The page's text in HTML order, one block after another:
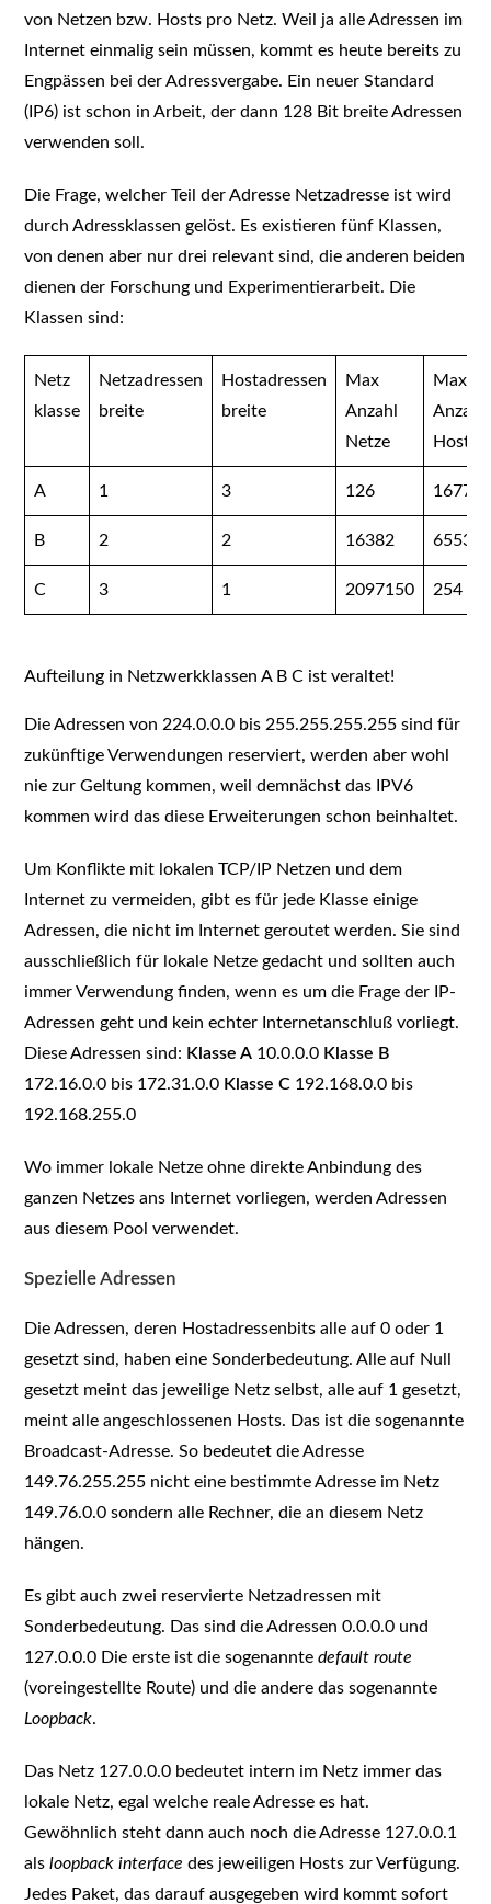
von Netzen bzw. Hosts pro Netz. Weil ja alle Adressen im
Internet einmalig sein müssen, kommt es heute bereits zu
Engpässen bei der Adressvergabe. Ein neuer Standard
(IP6) ist schon in Arbeit, der dann 128 Bit breite Adressen
verwenden soll.
Die Frage, welcher Teil der Adresse Netzadresse ist wird
durch Adressklassen gelöst. Es existieren fünf Klassen,
von denen aber nur drei relevant sind, die anderen beiden
dienen der Forschung und Experimentierarbeit. Die
Klassen sind:
Netz
klasse
Netzadressen
breite
Hostadressen
breite
Max
Anzahl
Netze
Max
Anzahl
Hosts/
A 1 3 126
B 2 2 16382 65534
C 3 1 2097150 254
Aufteilung in Netzwerkklassen A B C ist veraltet!
Die Adressen von 224.0.0.0 bis 255.255.255.255 sind für
zukünftige Verwendungen reserviert, werden aber wohl
nie zur Geltung kommen, weil demnächst das IPV6
kommen wird das diese Erweiterungen schon beinhaltet.
Um Konflikte mit lokalen TCP/IP Netzen und dem
Internet zu vermeiden, gibt es für jede Klasse einige
Adressen, die nicht im Internet geroutet werden. Sie sind
ausschließlich für lokale Netze gedacht und sollten auch
immer Verwendung finden, wenn es um die Frage der IP-
Adressen geht und kein echter Internetanschluß vorliegt.
Diese Adressen sind: Klasse A 10.0.0.0 Klasse B
172.16.0.0 bis 172.31.0.0 Klasse C 192.168.0.0 bis
192.168.255.0
Wo immer lokale Netze ohne direkte Anbindung des
ganzen Netzes ans Internet vorliegen, werden Adressen
aus diesem Pool verwendet.
Spezielle Adressen
Die Adressen, deren Hostadressenbits alle auf 0 oder 1
gesetzt sind, haben eine Sonderbedeutung. Alle auf Null
gesetzt meint das jeweilige Netz selbst, alle auf 1 gesetzt,
meint alle angeschlossenen Hosts. Das ist die sogenannte
Broadcast-Adresse. So bedeutet die Adresse
149.76.255.255 nicht eine bestimmte Adresse im Netz
149.76.0.0 sondern alle Rechner, die an diesem Netz
hängen.
Es gibt auch zwei reservierte Netzadressen mit
Sonderbedeutung. Das sind die Adressen 0.0.0.0 und
127.0.0.0 Die erste ist die sogenanntedefault route
(voreingestellte Route) und die andere das sogenannte
Loopback.
Das Netz 127.0.0.0 bedeutet intern im Netz immer das
lokale Netz, egal welche reale Adresse es hat.
Gewöhnlich steht dann auch noch die Adresse 127.0.0.1
alsloopback interface des jeweiligen Hosts zur Verfügung.
Jedes Paket, das darauf ausgegeben wird kommt sofort